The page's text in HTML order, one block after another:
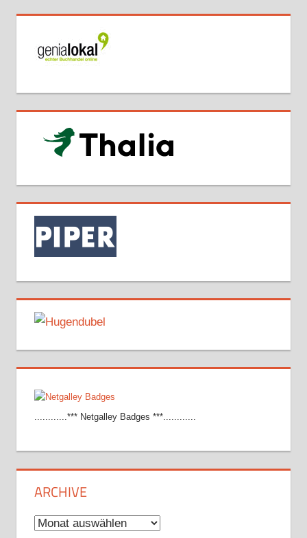
............*** Netgalley Badges ***............
ARCHIVE
Archive